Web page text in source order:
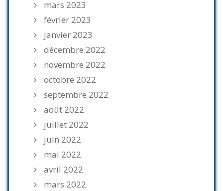
mars 2023
février 2023
janvier 2023
décembre 2022
novembre 2022
octobre 2022
septembre 2022
août 2022
juillet 2022
juin 2022
mai 2022
avril 2022
mars 2022